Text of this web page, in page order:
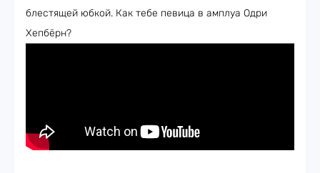
блестящей юбкой. Как тебе певица в амплуа Одри
Хепбёрн?